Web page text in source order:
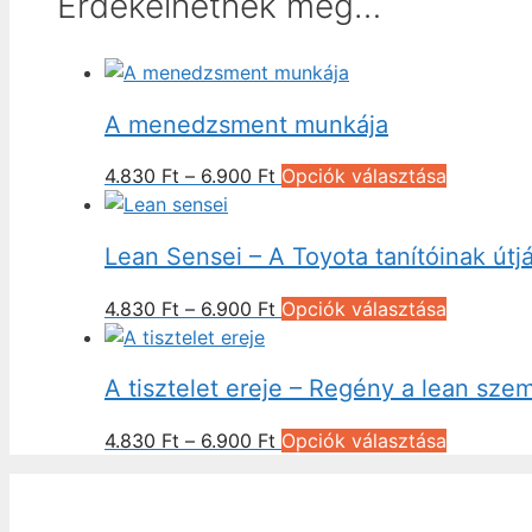
A menedzsment munkája
4.830 Ft – 6.900 Ft Ártartomány:
6.900 Ft
Opciók választása
több
van.
a
Lean Sensei – A Toyota tanítóinak
4.830 Ft – 6.900 Ft Ártartomány:
6.900 Ft
Opciók választása
több
van.
A tisztelet ereje – Regény a lean
4.830 Ft – 6.900 Ft Ártartomány:
Opciók választása